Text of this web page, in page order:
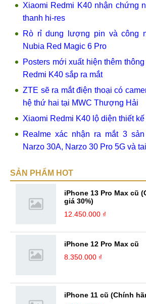
Xiaomi Redmi K40 nhận chứng
thanh hi-res
Rò rỉ dung lượng pin và công
Nubia Red Magic 6 Pro
Posters mới xuất hiện thêm
Redmi K40 sắp ra mắt
ZTE sẽ ra mắt điện thoại có
hệ thứ hai tại MWC Thượng Hải
Xiaomi Redmi K40 lộ diện thiết
Realme xác nhận ra mắt 3
Narzo 30A, Narzo 30 Pro 5G và
SẢN PHẨM HOT
iPhone 13 Pro Max cũ
giá 30%)
12.450.000 ₫
iPhone 12 Pro Max cũ
8.350.000 ₫
iPhone 11 cũ (Chính